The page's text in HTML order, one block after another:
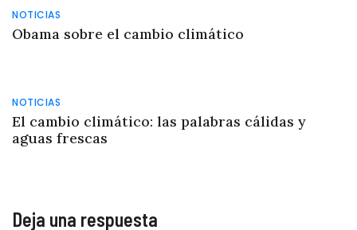
NOTICIAS
Obama sobre el cambio climático
NOTICIAS
El cambio climático: las palabras cálidas y
aguas frescas
Deja una respuesta